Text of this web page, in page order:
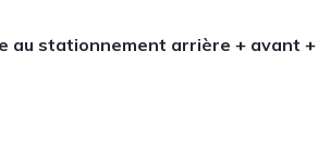
au stationnement arrière + avant +